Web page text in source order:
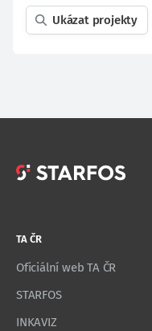
Ukázat projekty
TA ČR
Oficiální web TA ČR
STARFOS
INKAVIZ